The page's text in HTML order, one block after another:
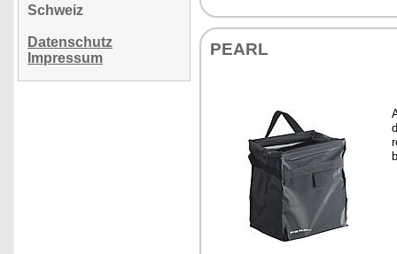
Schweiz
Datenschutz
Impressum
PEARL